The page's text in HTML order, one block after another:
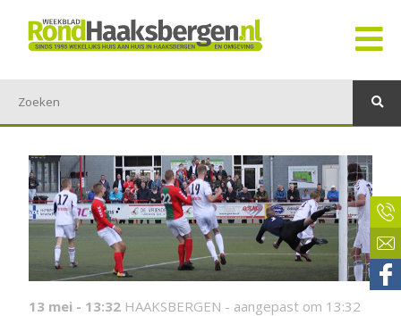
13 mei - 13:32 HAAKSBERGEN - aangepast om 13:32